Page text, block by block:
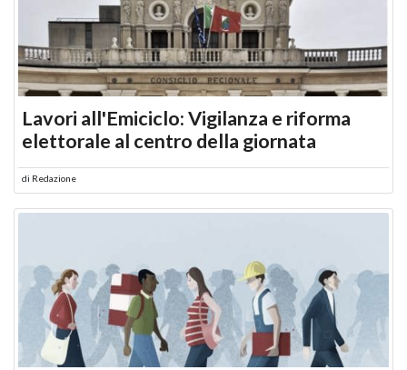
Lavori all'Emiciclo: Vigilanza e riforma
elettorale al centro della giornata
di Redazione